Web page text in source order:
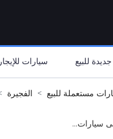
للبيع سيارات للإيجار
مستعملة للبيع الفجيرة
سيارات...